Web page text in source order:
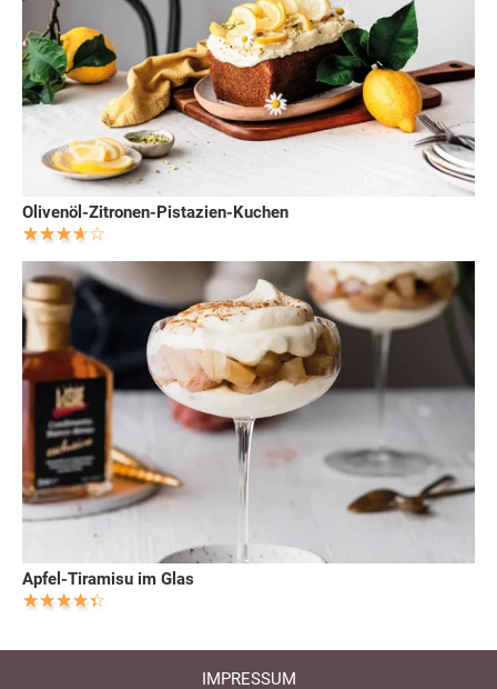
Olivenöl-Zitronen-Pistazien-Kuchen
Apfel-Tiramisu im Glas
IMPRESSUM